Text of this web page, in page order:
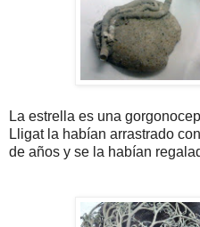
La estrella es una
Lligat la habían arrastrado
de años y se la habían